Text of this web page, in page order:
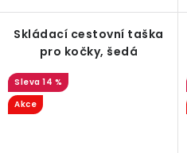
Skládací cestovní taška
pro kočky, šedá
14 %
Akce